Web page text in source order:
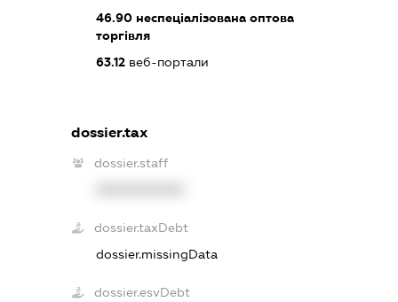
46.90 неспеціалізована оптова
торгівля
63.12 веб-портали
dossier.tax
dossier.staff
dossier.taxDebt
dossier.missingData
dossier.esvDebt